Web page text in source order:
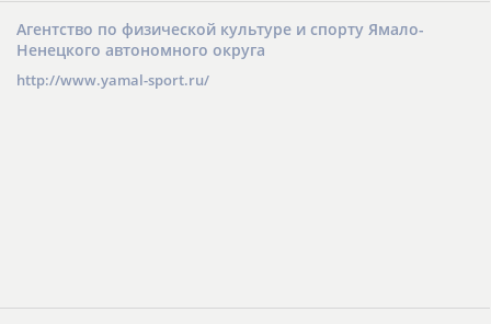
Агентство по физической культуре и спорту Ямало-
Ненецкого автономного округа
http://www.yamal-sport.ru/